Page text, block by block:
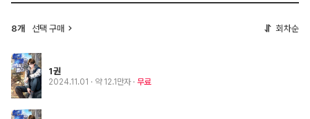
8개 선택 구매 회차순
1권
2024.11.01 · 약 12.1만자 무료